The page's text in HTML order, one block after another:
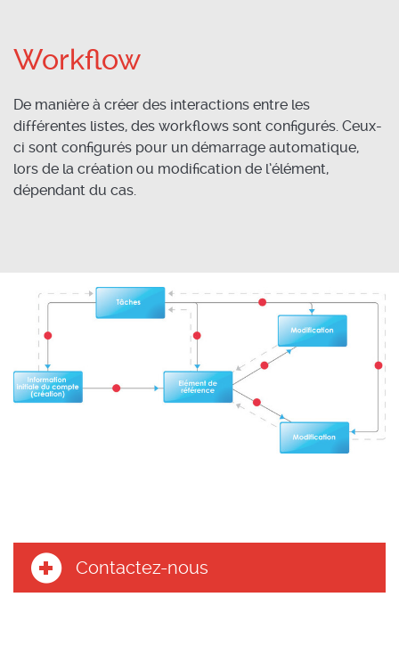
Workflow
De manière à créer des interactions entre les
différentes listes, des workflows sont configurés. Ceux-
ci sont configurés pour un démarrage automatique,
lors de la création ou modification de l’élément,
dépendant du cas.
Contactez-nous